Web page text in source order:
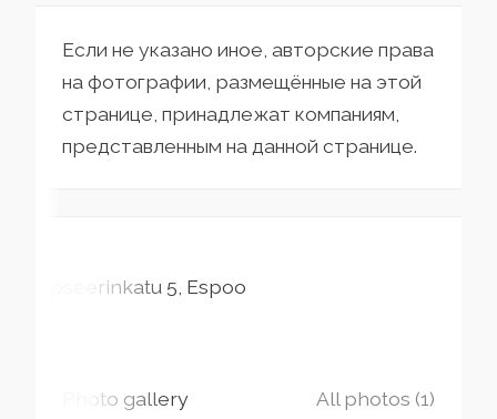
Если не указано иное, авторские права
на фотографии, размещённые на этой
странице, принадлежат компаниям,
представленным на данной странице.
Upseerinkatu 5 Espoo
Photo gallery All photos (1)